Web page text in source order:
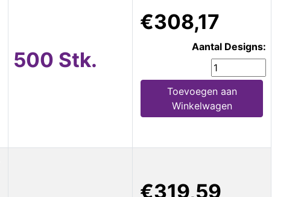
500 Stk.
€308,17
Aantal Designs:
Toevoegen aan
Winkelwagen
€319,59